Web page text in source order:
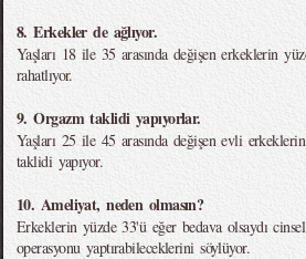
8. Erkekler de ağlıyor.
Yaşları 18 ile 35 arasında değişen erkeklerin
rahatlıyor.
9. Orgazm taklidi yapıyorlar.
Yaşları 25 ile 45 arasında değişen evli
taklidi yapıyor.
10. Ameliyat, neden olmasın?
Erkeklerin yüzde 33'ü eğer bedava olsaydı
operasyonu yaptırabileceklerini söylüyor.